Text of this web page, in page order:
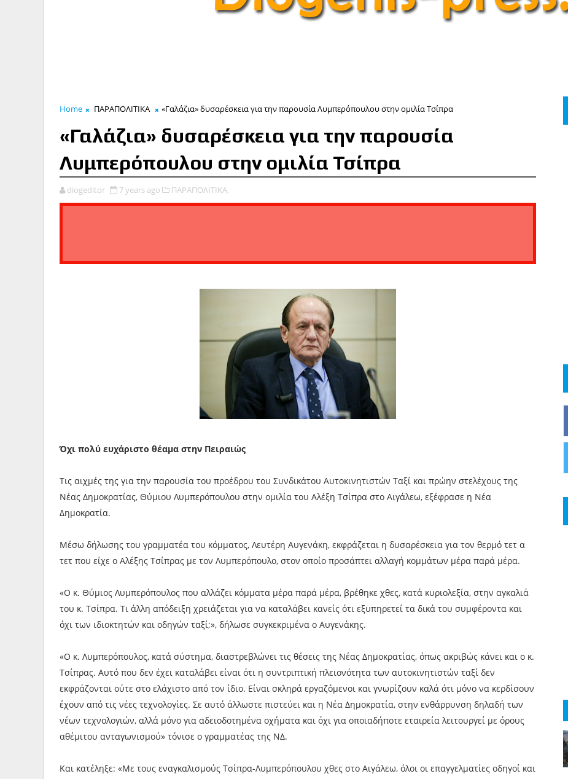
Home ΠΑΡΑΠΟΛΙΤΙΚΑ «Γαλάζια» δυσαρέσκεια για την παρουσία Λυμπερόπουλου στην ομιλία Τσίπρα
«Γαλάζια» δυσαρέσκεια για την παρουσία
Λυμπερόπουλου στην ομιλία Τσίπρα
diogeditor 7 years ago ΠΑΡΑΠΟΛΙΤΙΚΑ,
Όχι πολύ ευχάριστο θέαμα στην Πειραιώς
Τις αιχμές της για την παρουσία του προέδρου του Συνδικάτου Αυτοκινητιστών Ταξί και πρώην στελέχους της
Νέας Δημοκρατίας, Θύμιου Λυμπερόπουλου στην ομιλία του Αλέξη Τσίπρα στο Αιγάλεω, εξέφρασε η Νέα
Δημοκρατία.
Μέσω δήλωσης του γραμματέα του κόμματος, Λευτέρη Αυγενάκη, εκφράζεται η δυσαρέσκεια για τον θερμό τετ α
τετ που είχε ο Αλέξης Τσίπρας με τον Λυμπερόπουλο, στον οποίο προσάπτει αλλαγή κομμάτων μέρα παρά μέρα.
«Ο κ. Θύμιος Λυμπερόπουλος που αλλάζει κόμματα μέρα παρά μέρα, βρέθηκε χθες, κατά κυριολεξία, στην αγκαλιά
του κ. Τσίπρα. Τι άλλη απόδειξη χρειάζεται για να καταλάβει κανείς ότι εξυπηρετεί τα δικά του συμφέροντα και
όχι των ιδιοκτητών και οδηγών ταξί;», δήλωσε συγκεκριμένα ο Αυγενάκης.
«Ο κ. Λυμπερόπουλος, κατά σύστημα, διαστρεβλώνει τις θέσεις της Νέας Δημοκρατίας, όπως ακριβώς κάνει και ο κ.
Τσίπρας. Αυτό που δεν έχει καταλάβει είναι ότι η συντριπτική πλειονότητα των αυτοκινητιστών ταξί δεν
εκφράζονται ούτε στο ελάχιστο από τον ίδιο. Είναι σκληρά εργαζόμενοι και γνωρίζουν καλά ότι μόνο να κερδίσουν
έχουν από τις νέες τεχνολογίες. Σε αυτό άλλωστε πιστεύει και η Νέα Δημοκρατία, στην ενθάρρυνση δηλαδή των
νέων τεχνολογιών, αλλά μόνο για αδειοδοτημένα οχήματα και όχι για οποιαδήποτε εταιρεία λειτουργεί με όρους
αθέμιτου ανταγωνισμού» τόνισε ο γραμματέας της ΝΔ.
Και κατέληξε: «Με τους εναγκαλισμούς Τσίπρα-Λυμπερόπουλου χθες στο Αιγάλεω, όλοι οι επαγγελματίες οδηγοί και